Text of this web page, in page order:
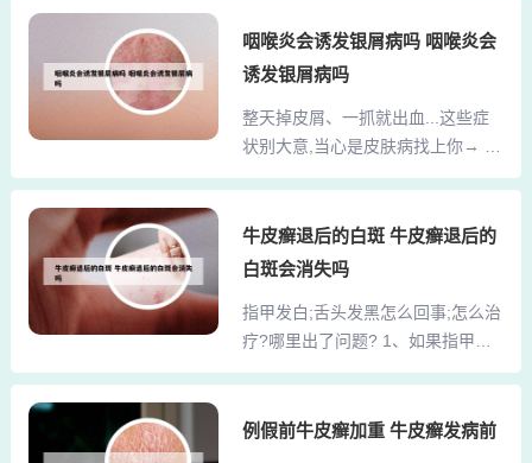
里尤其适用。而柿饼则能清热润
肺、生津止渴，同样有助于缓解血
一种对凉血有益的食物。丝瓜具有
清热化痰、凉血解毒的作用，常食
可...
晒不到的地方；大概一周的时间，
打开瓶子，你会发现蛋是软的，用
和醋搅拌均匀。这样醋泡鸡蛋就制
成了，牛皮癣患者可以使用了。牛
皮癣患者可以使用醋泡鸡蛋来涂抹
治牛皮癣的方法：取鸡蛋10个，老
陈醋适量。将鸡蛋用醋浸泡约7—10
黄调匀贮存在瓶中。3、牛皮癣的治
疗偏方（1）...
咽喉炎会诱发银屑病吗 咽喉炎会
诱发银屑病吗
整天掉皮屑、一抓就出血...这些症
状别大意,当心是皮肤病找上你→ 整
天掉皮屑、一抓就出血可能是银屑
很多人会出现掉皮屑、瘙痒，甚至
一抓就出血的症状。这些看似普通
皮肤病——银屑病非常相似。银屑
病是一种慢性、炎症性的皮肤病，
它不仅是皮肤的一个疾病，更是由
可能会引起身体的其他系统和器官
牛皮癣退后的白斑 牛皮癣退后的
白斑会消失吗
指甲发白;舌头发黑怎么回事;怎么治
疗?哪里出了问题? 1、如果指甲非
常惨白，再看看嘴唇、舌头、眼睑
血，或者是血液性疾病，比如再生
例假前牛皮癣加重 牛皮癣发病前